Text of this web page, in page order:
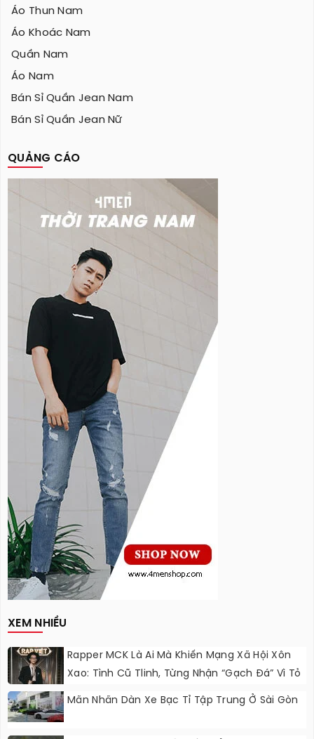
Áo Thun Nam
Áo Khoác Nam
Quần Nam
Áo Nam
Bán Sỉ Quần Jean Nam
Bán Sỉ Quần Jean Nữ
QUẢNG CÁO
XEM NHIỀU
Rapper MCK Là Ai Mà Khiến Mạng Xã Hội Xôn
Xao: Tình Cũ Tlinh, Từng Nhận “gạch Đá” Vì Tỏ
Thái Độ Với Trường Giang
Mãn Nhãn Dàn Xe Bạc Tỉ Tập Trung Ở Sài Gòn